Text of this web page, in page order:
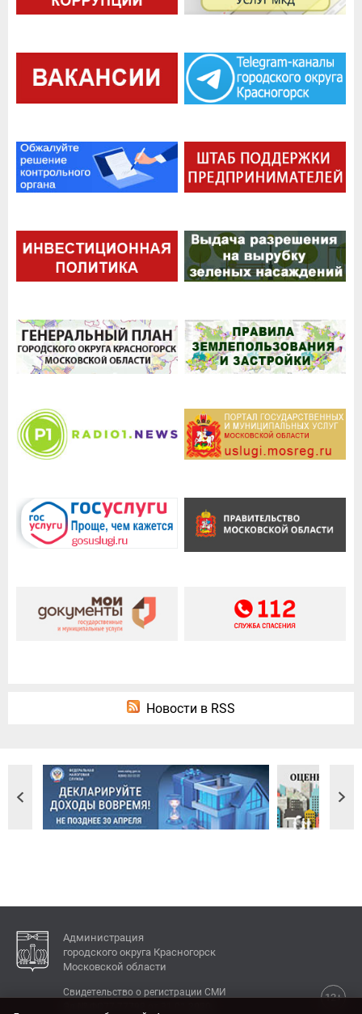
Новости в RSS
Администрация
городского округа Красногорск
Московской области
12+
Свидетельство о регистрации СМИ